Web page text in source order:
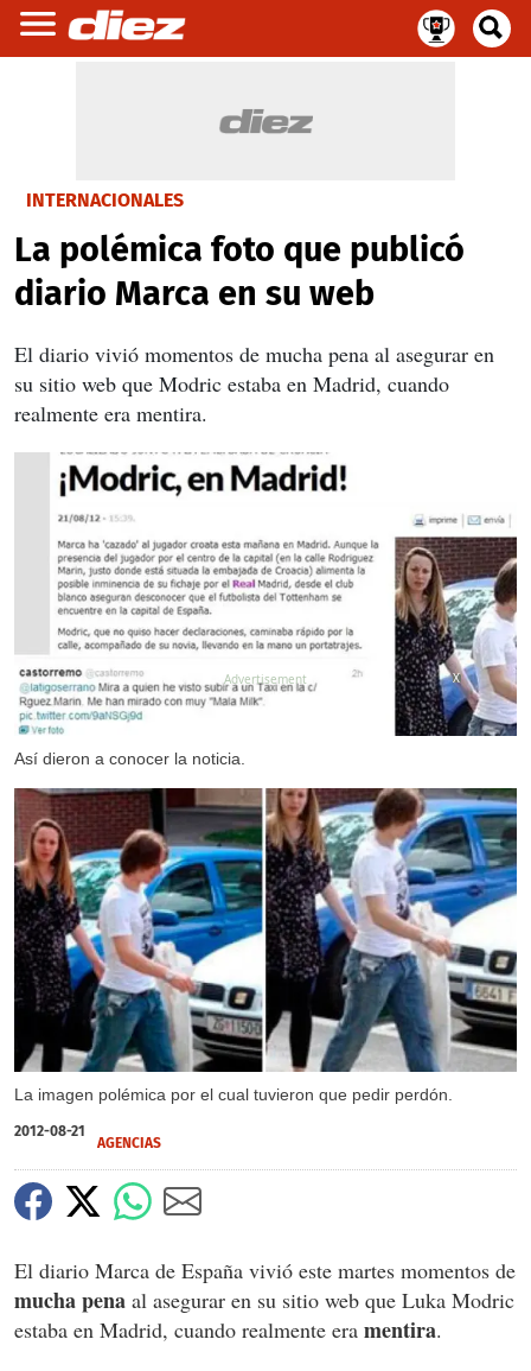
INTERNACIONALES
La polémica foto que publicó
diario Marca en su web
El diario vivió momentos de mucha pena al asegurar en
su sitio web que Modric estaba en Madrid, cuando
realmente era mentira.
Así dieron a conocer la noticia.
La imagen polémica por el cual tuvieron que pedir perdón.
X
2012-08-21
AGENCIAS
El diario Marca de España vivió este martes momentos de
mucha pena al asegurar en su sitio web que Luka Modric
estaba en Madrid, cuando realmente era mentira.